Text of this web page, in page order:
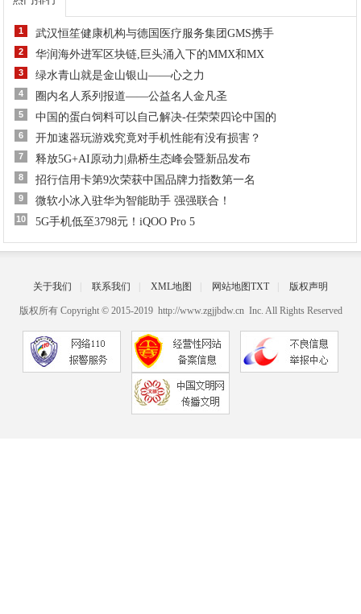
1 武汉恒笙健康机构与德国医疗服务集团GMS携手
2 华润海外进军区块链,巨头涌入下的MMX和MX
3 绿水青山就是金山银山——心之力
4 圈内名人系列报道——公益名人金凡圣
5 中国的蛋白饲料可以自己解决-任荣荣四论中国的
6 开加速器玩游戏究竟对手机性能有没有损害？
7 释放5G+AI原动力|鼎桥生态峰会暨新品发布
8 招行信用卡第9次荣获中国品牌力指数第一名
9 微软小冰入驻华为智能助手 强强联合！
10 5G手机低至3798元！iQOO Pro 5
关于我们 联系我们 XML地图 网站地图TXT 版权声明
版权所有 Copyright © 2015-2019 http://www.zgjjbdw.cn Inc. All Rights Reserved